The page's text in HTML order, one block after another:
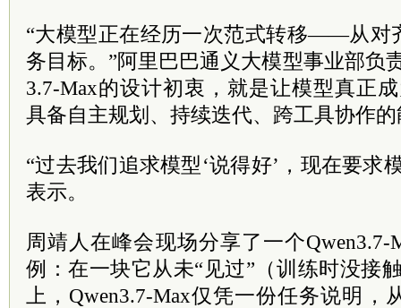
“大模型正在经历一次范式转移——从对
务目标。 ”阿里巴巴通义大模型事业部负
3.7-Max的设计初衷，就是让模型真正
具备自主规划、持续迭代、跨工具协作
“过去我们追求模型‘说得好’，现在要求
表示。
周靖人在峰会现场分享了一个
例：在一块它从未“见过”（训练时没接
上，Qwen3.7-Max仅凭一份任务说明，